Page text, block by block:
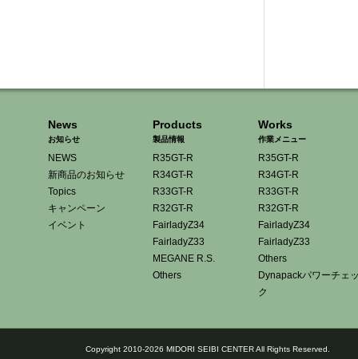
News
お知らせ
NEWS
新商品のお知らせ
Topics
キャンペーン
イベント
Products
製品情報
R35GT-R
R34GT-R
R33GT-R
R32GT-R
FairladyZ34
FairladyZ33
MEGANE R.S.
Others
Works
作業メニュー
R35GT-R
R34GT-R
R33GT-R
R32GT-R
FairladyZ34
FairladyZ33
Others
Dynapackパワーチェ
ク
Copyright 2010-2026 MIDORI SEIBI CENTER All Rights Reserved.